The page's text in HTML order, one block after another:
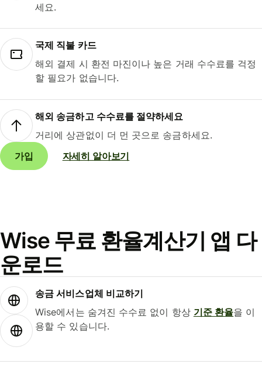
세요.
국제 직불 카드
해외 결제 시 환전 마진이나 높은 거래 수수료를 걱정
할 필요가 없습니다.
해외 송금하고 수수료를 절약하세요
거리에 상관없이 더 먼 곳으로 송금하세요.
가입
자세히 알아보기
Wise 무료 환율계산기 앱 다
운로드
송금 서비스업체 비교하기
Wise에서는 숨겨진 수수료 없이 항상 기준 환율을 이
용할 수 있습니다.